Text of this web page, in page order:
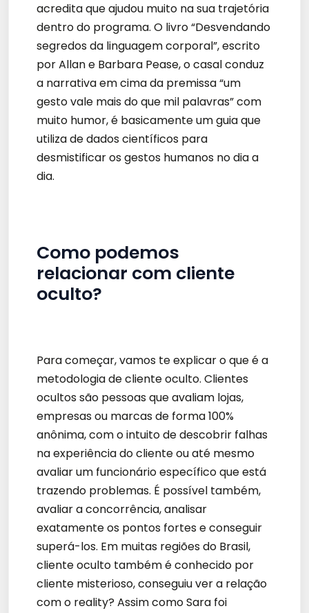
acredita que ajudou muito na sua trajetória
dentro do programa. O livro “Desvendando
segredos da linguagem corporal”, escrito
por Allan e Barbara Pease, o casal conduz
a narrativa em cima da premissa “um
gesto vale mais do que mil palavras” com
muito humor, é basicamente um guia que
utiliza de dados científicos para
desmistificar os gestos humanos no dia a
dia.
Como podemos
relacionar com cliente
oculto?
Para começar, vamos te explicar o que é a
metodologia de cliente oculto. Clientes
ocultos são pessoas que avaliam lojas,
empresas ou marcas de forma 100%
anônima, com o intuito de descobrir falhas
na experiência do cliente ou até mesmo
avaliar um funcionário específico que está
trazendo problemas. É possível também,
avaliar a concorrência, analisar
exatamente os pontos fortes e conseguir
superá-los. Em muitas regiões do Brasil,
cliente oculto também é conhecido por
cliente misterioso, conseguiu ver a relação
com o reality? Assim como Sara foi